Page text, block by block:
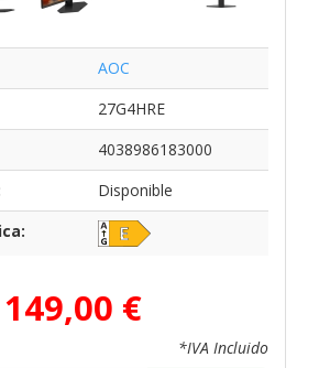
AOC
27G4HRE
4038986183000
Disponible
149,00 €
*IVA Incluido